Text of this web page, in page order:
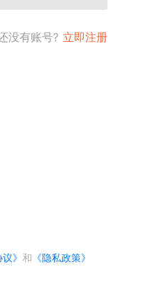
没有账号? 立即注册
议》和 《隐私政策》